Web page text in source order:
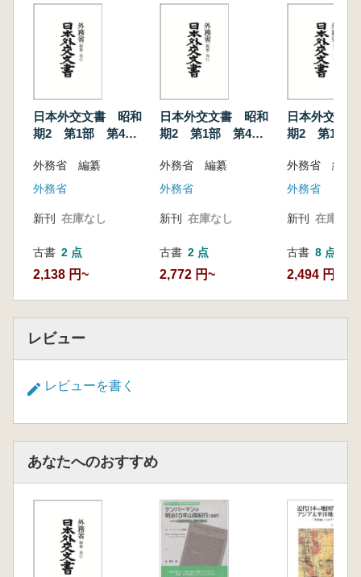
1 中国の治外法権撤廃要求に対する日英提携
問題
2 滄石鉄道敷設契約問題
日本外交文書 昭和
期2 第1部 第4
中国関係)
外務省 編纂
外務省
新刊 在庫なし
古書 2 点
2,138 円~
日本外交文書 昭和
期2 第1部 第4
中国関係)
外務省 編纂
外務省
新刊 在庫なし
古書 2 点
2,772 円~
日本外交文
期2 第1部
年7月対中国
外務省 編纂
外務省
新刊 在庫なし
古書 8 点
2,494 円~
レビュー
レビューを書く
あなたへのおすすめ